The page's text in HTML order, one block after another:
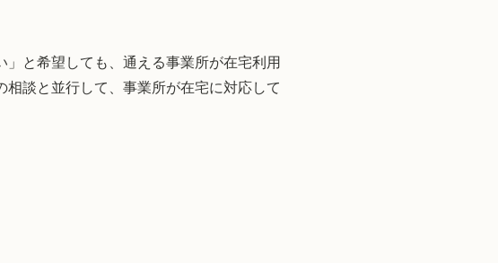
と希望しても、通える事業所が在宅利用
談と並行して、事業所が在宅に対応して